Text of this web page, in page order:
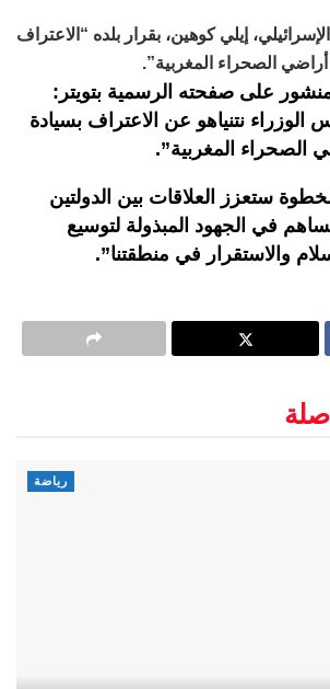
إيلي كوهين، بقرار بلده “الاعتراف
الصحراء المغربية”.
على صفحته الرسمية بتويتر:
الوزراء نتنياهو عن الاعتراف بسيادة
الصحراء المغربية”.
ستعزز العلاقات بين الدولتين
في الجهود المبذولة لتوسيع
والاستقرار في منطقتنا”.
رياضة